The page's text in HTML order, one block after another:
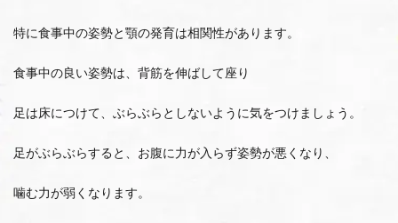
特に食事中の姿勢と顎の発育は相関性があります。
食事中の良い姿勢は、背筋を伸ばして座り
足は床につけて、ぶらぶらとしないように気をつけましょう。
足がぶらぶらすると、お腹に力が入らず姿勢が悪くなり、
噛む力が弱くなります。